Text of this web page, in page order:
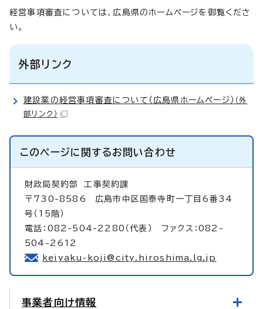
経営事項審査については、広島県のホームページを御覧くださ
い。
外部リンク
建設業の経営事項審査について（広島県ホームページ） （外
部リンク）
このページに関するお問い合わせ
財政局契約部工事契約課
〒730-8586 広島市中区国泰寺町一丁目6番34
号（15階）
電話：082-504-2280（代表） ファクス：082-
504-2612
keiyaku-koji@city.hiroshima.lg.jp
事業者向け情報